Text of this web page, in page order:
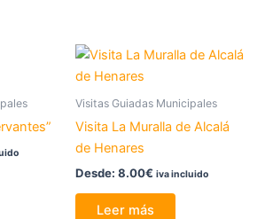
Visitas Guiadas Municipales
Visita La Muralla de Alcalá
de Henares
Desde: 8.00€ iva incluido
Leer más